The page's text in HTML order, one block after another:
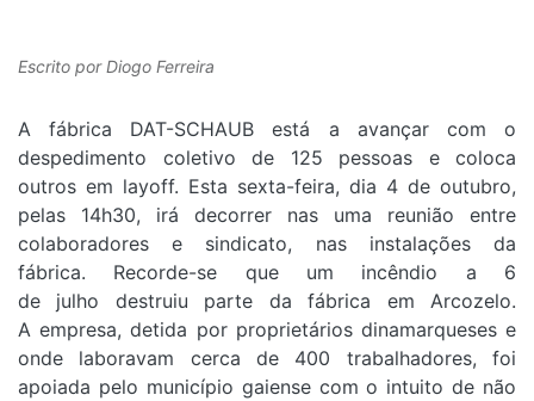
Escrito porDiogo Ferreira
A fábrica DAT-SCHAUB está a avançar com o
despedimento coletivo de 125 pessoas e coloca
outros em layoff. Esta sexta-feira, dia 4 de outubro,
pelas 14h30, irá decorrer nas uma reunião entre
colaboradores e sindicato, nas instalações da
fábrica. Recorde-se que um incêndio a 6
de julho destruiu parte da fábrica em Arcozelo.
A empresa, detida por proprietários dinamarqueses e
onde laboravam cerca de 400 trabalhadores, foi
apoiada pelo município gaiense com o intuito de não